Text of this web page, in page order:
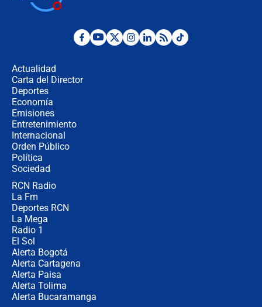
¿La posesión de Abelardo De la
Actualidad
Carta del Director
Deportes
Economía
Emisiones
Entretenimiento
Internacional
Orden Público
Política
Sociedad
RCN Radio
La Fm
Deportes RCN
La Mega
Radio 1
El Sol
Alerta Bogotá
Alerta Cartagena
Alerta Paisa
Alerta Tolima
Alerta Bucaramanga